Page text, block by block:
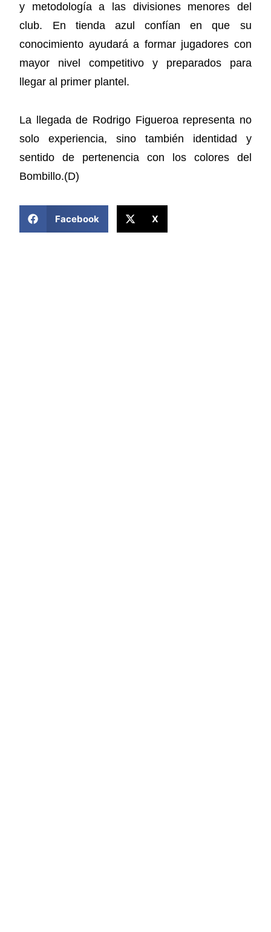
y metodología a las divisiones menores del
club. En tienda azul confían en que su
conocimiento ayudará a formar jugadores con
mayor nivel competitivo y preparados para
llegar al primer plantel.
La llegada de Rodrigo Figueroa representa no
solo experiencia, sino también identidad y
sentido de pertenencia con los colores del
Bombillo.(D)
Facebook X